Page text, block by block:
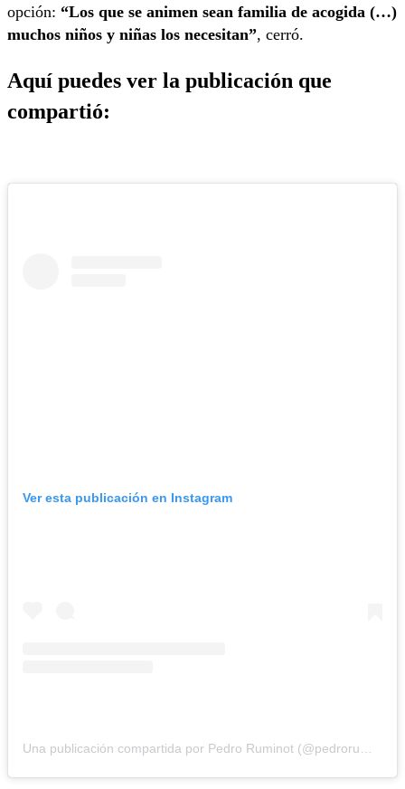
opción: “Los que se animen sean familia de acogida (…)
muchos niños y niñas los necesitan”, cerró.
Aquí puedes ver la publicación que
compartió:
Ver esta publicación en Instagram